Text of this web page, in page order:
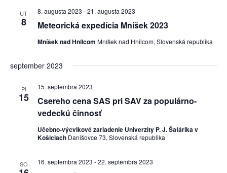
UT
8 Meteorická expedícia Mníšek 2023
8. augusta 2023 -21. augusta 2023
Mníšek nad Hnilcom Mníšek nad Hnilcom, Slovenská republika
september 2023
PI
15
Csereho cena SAS pri SAV za populárno-
vedeckú činnosť
15. septembra 2023
Učebno-výcvikové zariadenie Univerzity P. J. Šafárika v
Košiciach Danišovce 73, Slovenská republika
SO 16. septembra 2023 -22. septembra 2023